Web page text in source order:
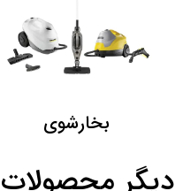
بخارشوی
دیگر محصولات